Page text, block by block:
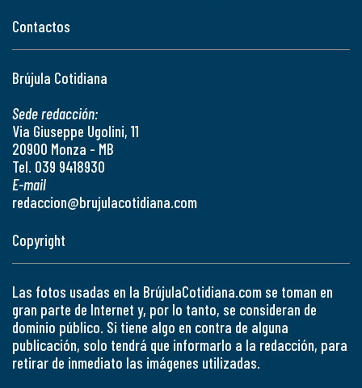
Contactos
Brújula Cotidiana
Sede redacción:
Via Giuseppe Ugolini, 11
20900 Monza - MB
Tel. 039 9418930
E-mail
redaccion@brujulacotidiana.com
Copyright
Las fotos usadas en la BrújulaCotidiana.com se toman en
gran parte de Internet y, por lo tanto, se consideran de
dominio público. Si tiene algo en contra de alguna
publicación, solo tendrá que informarlo a la redacción, para
retirar de inmediato las imágenes utilizadas.